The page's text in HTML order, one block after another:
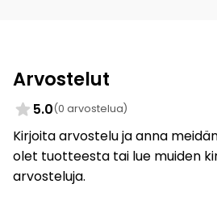
Arvostelut
5.0(0 arvostelua)
Kirjoita arvostelu ja anna
olet tuotteesta tai lue muiden
arvosteluja.